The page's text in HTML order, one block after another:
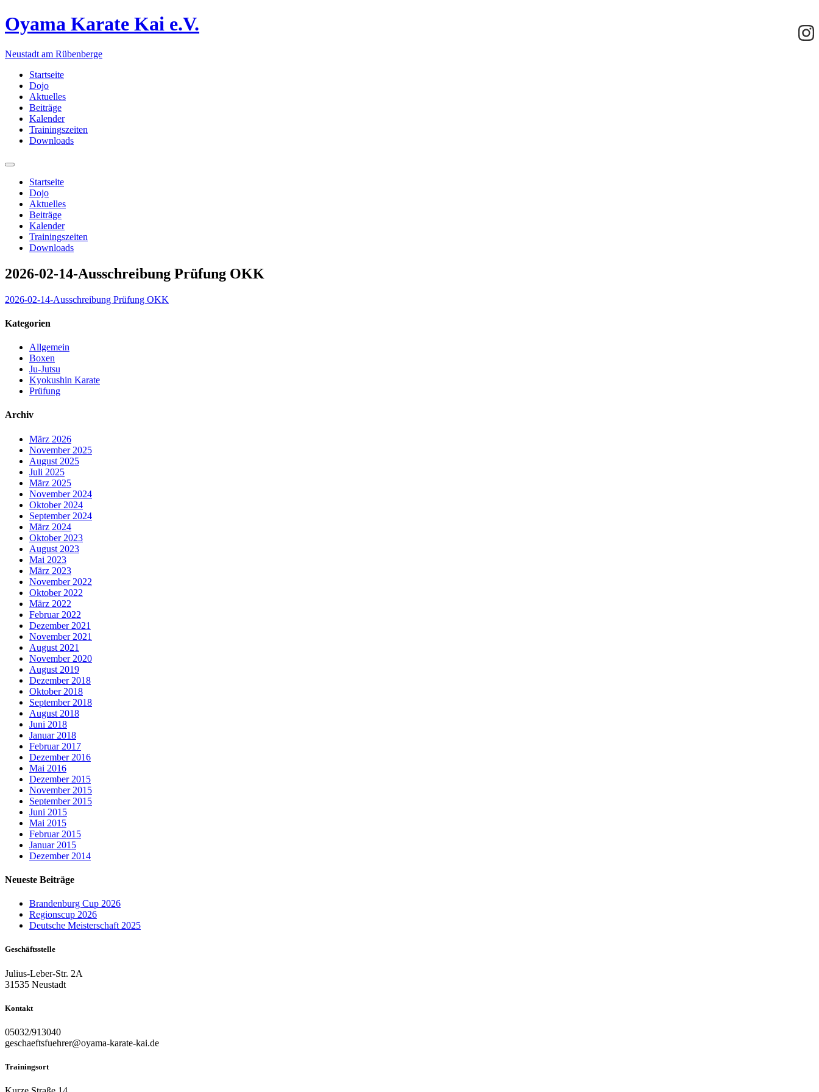
Oyama Karate Kai e.V.
Neustadt am Rübenberge
Startseite
Dojo
Aktuelles
Beiträge
Kalender
Trainingszeiten
Downloads
Startseite
Dojo
Aktuelles
Beiträge
Kalender
Trainingszeiten
Downloads
2026-02-14-Ausschreibung Prüfung OKK
2026-02-14-Ausschreibung Prüfung OKK
Kategorien
Allgemein
Boxen
Ju-Jutsu
Kyokushin Karate
Prüfung
Archiv
März 2026
November 2025
August 2025
Juli 2025
März 2025
November 2024
Oktober 2024
September 2024
März 2024
Oktober 2023
August 2023
Mai 2023
März 2023
November 2022
Oktober 2022
März 2022
Februar 2022
Dezember 2021
November 2021
August 2021
November 2020
August 2019
Dezember 2018
Oktober 2018
September 2018
August 2018
Juni 2018
Januar 2018
Februar 2017
Dezember 2016
Mai 2016
Dezember 2015
November 2015
September 2015
Juni 2015
Mai 2015
Februar 2015
Januar 2015
Dezember 2014
Neueste Beiträge
Brandenburg Cup 2026
Regionscup 2026
Deutsche Meisterschaft 2025
Geschäftsstelle
Julius-Leber-Str. 2A
31535 Neustadt
Kontakt
05032/913040
geschaeftsfuehrer@oyama-karate-kai.de
Trainingsort